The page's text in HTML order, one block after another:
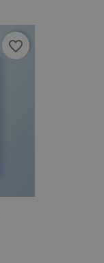
favorite_border